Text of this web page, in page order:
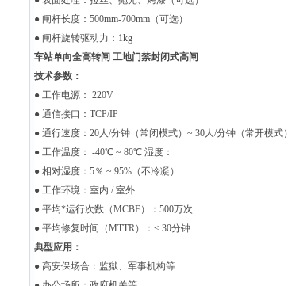
● 闸杆长度：500mm-700mm（可选）
● 闸杆旋转驱动力：1kg
车站单向全高转闸 工地门禁封闭式高闸
技术参数：
● 工作电源： 220V
● 通信接口：TCP/IP
● 通行速度：20人/分钟（常闭模式）~ 30人/分钟（常开模式）
● 工作温度： -40℃ ~ 80℃ 湿度：
● 相对湿度：5％ ~ 95%（不冷凝）
● 工作环境：室内 / 室外
● 平均*运行次数（MCBF）：500万次
● 平均修复时间（MTTR）：≤ 30分钟
典型应用：
● 高安保场合：监獄、军事机构等